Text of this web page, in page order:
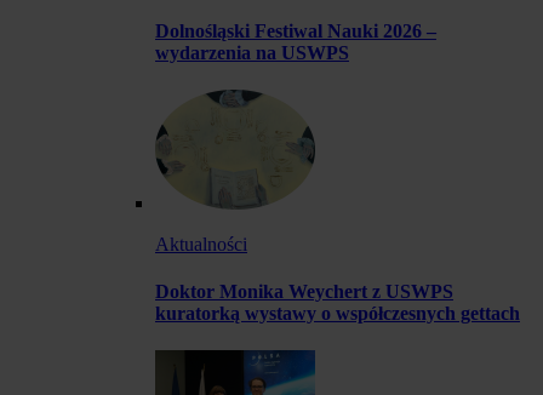
Dolnośląski Festiwal Nauki 2026 –
wydarzenia na USWPS
Aktualności
Doktor Monika Weychert z USWPS
kuratorką wystawy o współczesnych gettach